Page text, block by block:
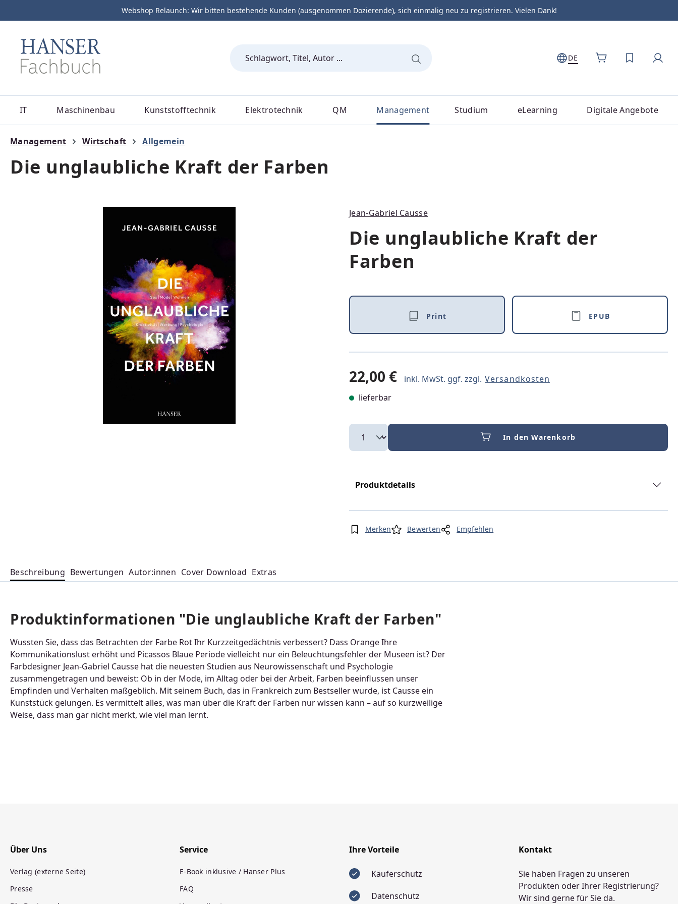
Zur Hauptnavigation springenWebshop Relaunch: Wir bitten bestehende Kunden (ausgenommen Dozierende), sich einmalig neu zu registrieren. Vielen Dank!
DE DU HAST 0
IT Maschinenbau Kunststofftechnik Elektrotechnik QM Management Studium eLearning Digitale Angebote
Management Wirtschaft Allgemein
Die unglaubliche Kraft der Farben
Jean-Gabriel Causse
Die unglaubliche Kraft der
Farben
Print EPUB
22,00 € inkl. MwSt. ggf. zzgl. Versandkosten
lieferbar
In den Warenkorb
Produktdetails
Merken Bewerten Empfehlen
Beschreibung Bewertungen Autor:innen Cover Download Extras
Produktinformationen "Die unglaubliche Kraft der Farben"
Wussten Sie, dass das Betrachten der Farbe Rot Ihr Kurzzeitgedächtnis verbessert? Dass Orange Ihre
Kommunikationslust erhöht und Picassos Blaue Periode vielleicht nur ein Beleuchtungsfehler der Museen ist? Der
Farbdesigner Jean-Gabriel Causse hat die neuesten Studien aus Neurowissenschaft und Psychologie
zusammengetragen und beweist: Ob in der Mode, im Alltag oder bei der Arbeit, Farben beeinflussen unser
Empfinden und Verhalten maßgeblich. Mit seinem Buch, das in Frankreich zum Bestseller wurde, ist Causse ein
Kunststück gelungen. Es vermittelt alles, was man über die Kraft der Farben nur wissen kann – auf so kurzweilige
Weise, dass man gar nicht merkt, wie viel man lernt.
Über Uns
Verlag (externe Seite)
Presse
Service
E-Book inklusive / Hanser Plus
FAQ
Ihre Vorteile
Käuferschutz
Datenschutz
Kontakt
Sie haben Fragen zu unseren
Produkten oder Ihrer Registrierung?
Wir sind gerne für Sie da.